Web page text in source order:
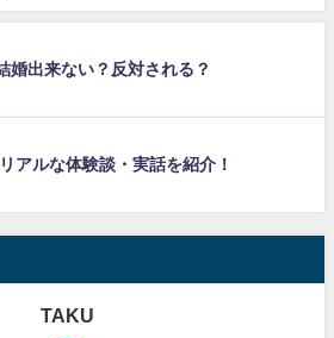
婚出来ない？反対される？
アルな体験談・実話を紹介！
TAKU